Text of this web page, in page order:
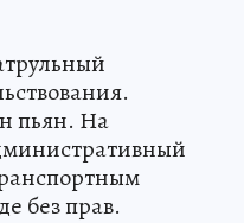
пьян. На
без прав.